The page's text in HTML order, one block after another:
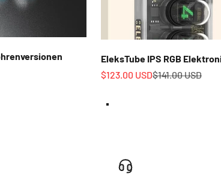
Stunden, Minuten und Sekunden).
EleksTube IPS RGB
Angebot
$123.00 USDRegulärer Preis
$141.00 USD
Pfeffer weiß